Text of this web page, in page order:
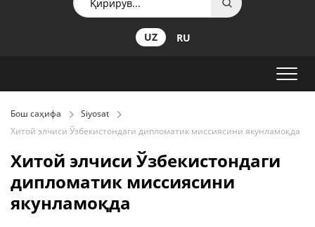
UZ RU
Бош саҳифа
Siyosat
Хитой элчиси Ўзбекистондаги дипломатик миссиясини якунламоқда
Хитой элчиси Ўзбекистондаги
дипломатик миссиясини
якунламоқда